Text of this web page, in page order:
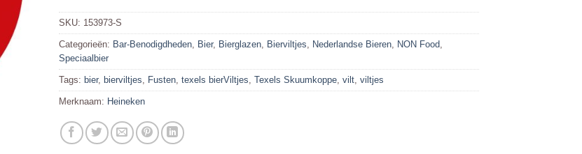
SKU: 153973-S
Categorieën: Bar-Benodigdheden Bier, Bierglazen Bierviltjes Nederlandse Bieren NON Food
Speciaalbier
Tags: bier, bierviltjes Fusten texels bierViltjes Texels Skuumkoppe vilt viltjes
Merknaam: Heineken